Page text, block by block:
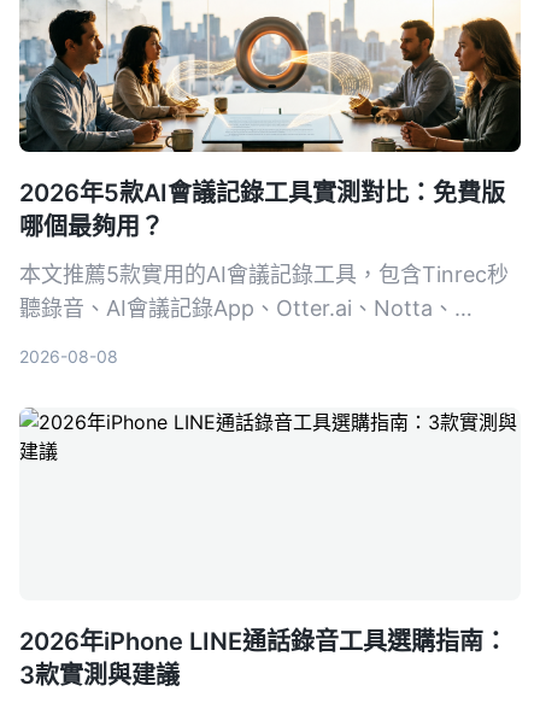
2026年5款AI會議記錄工具實測對比：免費版
哪個最夠用？
本文推薦5款實用的AI會議記錄工具，包含Tinrec秒
聽錄音、AI會議記錄App、Otter.ai、Notta、
2026-08-08
2026年iPhone LINE通話錄音工具選購指南：
3款實測與建議